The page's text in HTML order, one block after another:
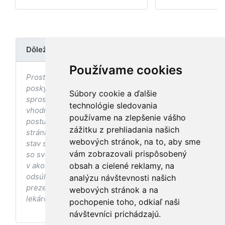
Používame cookies
Súbory cookie a ďalšie
technológie sledovania
používame na zlepšenie vášho
zážitku z prehliadania našich
webových stránok, na to, aby sme
vám zobrazovali prispôsobený
obsah a cielené reklamy, na
analýzu návštevnosti našich
webových stránok a na
pochopenie toho, odkiaľ naši
návštevníci prichádzajú.
Dôležité upozornenie
Prostredníctvom stránky nedochádza k
poskytovaniu zdravotnej starostlivosti, ani k jej
sprostredkovaniu, ani k jej nahrádzaniu. O
vhodných postupoch v oblasti zdravia, vhodnosti
postupov a odporúčaní prezentovaných na
stránke s ohľadom na Váš zdravotný
stav sa pred ich aplikáciou vždy vopred poraďte
so svojím ošetrujúcim lekárom, a to najmä ak ste
v akomkoľvek štádiu tehotenstva. Bez
odsúhlasenia postupov a odporúčaní
prezentovaných na stránke Vaším ošetrujúcim
lekárom tieto postupy a odporúčania neaplikujte.